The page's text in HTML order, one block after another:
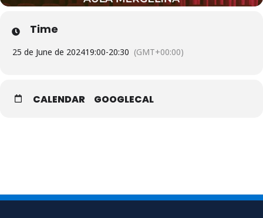
Time
25 de June de 202419:00-20:30 (GMT+00:00)
CALENDAR GOOGLECAL